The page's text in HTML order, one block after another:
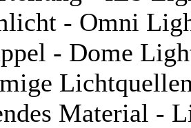
- Omni
- Dome
Material -